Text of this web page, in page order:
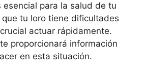
esencial para la salud de tu
que tu loro tiene dificultades
actuar rápidamente.
proporcionará información
en esta situación.